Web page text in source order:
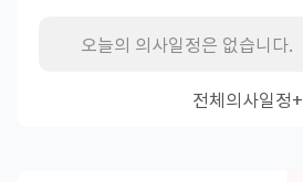
오늘의 의사일정은 없습니다.
전체의사일정+